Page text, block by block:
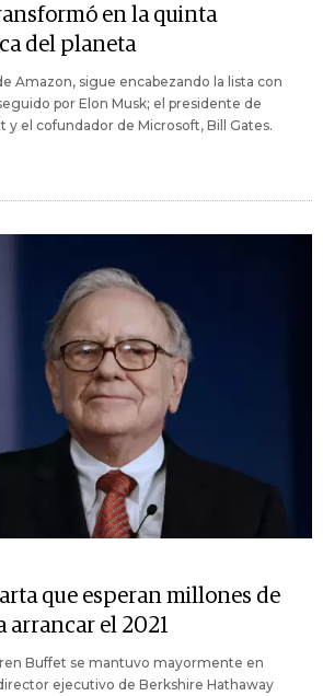
en la quinta
del planeta
Amazon, sigue encabezando la lista con
por Elon Musk; el presidente de
y el cofundador de Microsoft, Bill Gates.
que esperan millones de
arrancar el 2021
Buffet se mantuvo mayormente en
ejecutivo de Berkshire Hathaway